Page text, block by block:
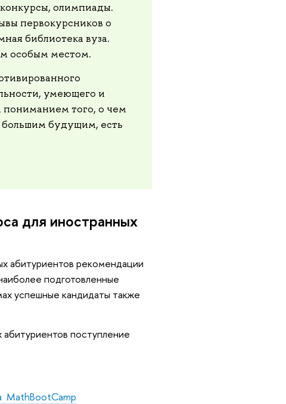
олимпиады.
первокурсников о
библиотека вуза.
особым местом.
умеющего и
пониманием того, о чем
большим будущим, есть
для иностранных
абитуриентов рекомендации
подготовленные
успешные кандидаты также
абитуриентов поступление
MathBootCamp